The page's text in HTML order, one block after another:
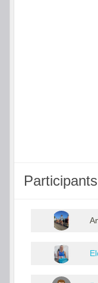
Participants